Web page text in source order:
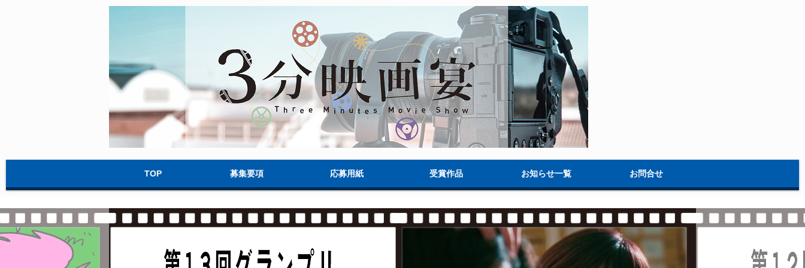
TOP 募集要項 応募用紙 受賞作品 お知らせ一覧 お問合せ